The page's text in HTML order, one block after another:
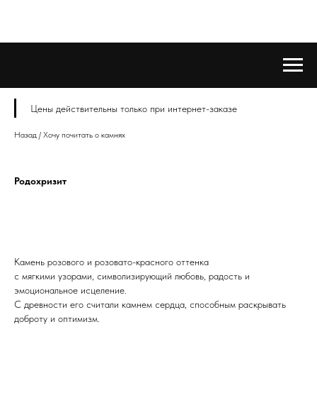
Цены действительны только при интернет-заказе
Назад / Хочу почитать о камнях
Родохризит
Камень розового и розовато-красного оттенка
с мягкими узорами, символизирующий любовь, радость и
эмоциональное исцеление.
С древности его считали камнем сердца, способным раскрывать
доброту и оптимизм.